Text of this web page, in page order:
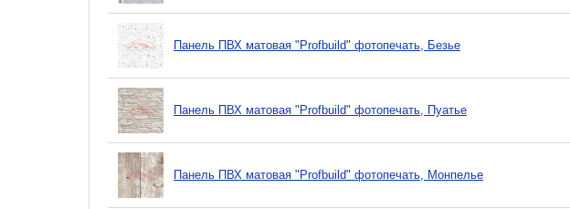
Панель ПВХ матовая "Profbuild" фотопечать, Безье
Панель ПВХ матовая "Profbuild" фотопечать, Пуатье
Панель ПВХ матовая "Profbuild" фотопечать, Монпелье